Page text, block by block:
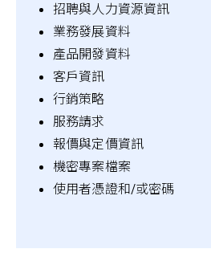
招聘與人力資源資訊
業務發展資料
產品開發資料
客戶資訊
行銷策略
服務請求
報價與定價資訊
機密專案檔案
使用者憑證和/或密碼